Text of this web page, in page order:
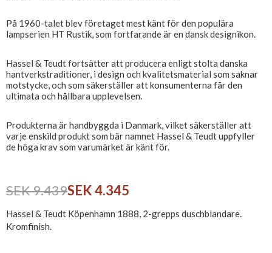
På 1960-talet blev företaget mest känt för den populära
lampserien HT Rustik, som fortfarande är en dansk designikon.
Hassel & Teudt fortsätter att producera enligt stolta danska
hantverkstraditioner, i design och kvalitetsmaterial som saknar
motstycke, och som säkerställer att konsumenterna får den
ultimata och hållbara upplevelsen.
Produkterna är handbyggda i Danmark, vilket säkerställer att
varje enskild produkt som bär namnet Hassel & Teudt uppfyller
de höga krav som varumärket är känt för.
SEK 9.439SEK 4.345
Hassel & Teudt Köpenhamn 1888, 2-grepps duschblandare.
Kromfinish.